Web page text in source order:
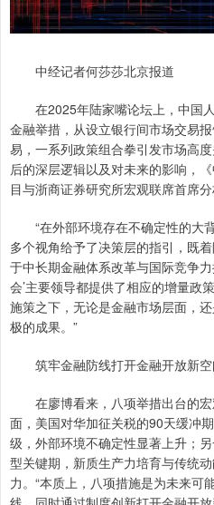
中经记者何莎莎北京报道
在2025年陆家嘴论坛上，中国
金融举措，从设立银行间市场交易
易，一系列政策组合拳引发市场高
后的深层逻辑以及对未来的影响，
目与浙商证券研究所宏观联席首席
“在外部环境存在不确定性的大
多个视角给予了决策层的指引，既
于中长期金融体系改革与国际竞争
会’主要领导都提供了相应的增量政
施策之下，无论是金融市场层面，
极的成果。”
筑牢金融防线打开金融开放新空
在廖博看来，八项举措出台的宏
面，美国对华加征关税的90天缓冲
级，外部环境不确定性显著上升；
型关键期，新质生产力培育与传统
力。“本质上，八项措施是为未来可